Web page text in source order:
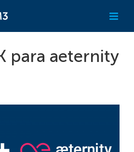
para aeternity